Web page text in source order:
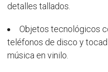
detalles tallados.
Objetos tecnológicos
teléfonos de disco y
música en vinilo.